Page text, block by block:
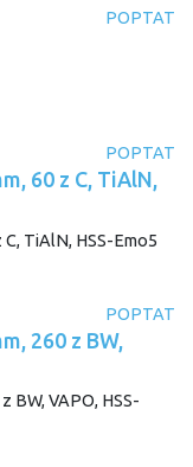
POPTAT
POPTAT
60 z C, TiAlN,
POPTAT
260 z BW,